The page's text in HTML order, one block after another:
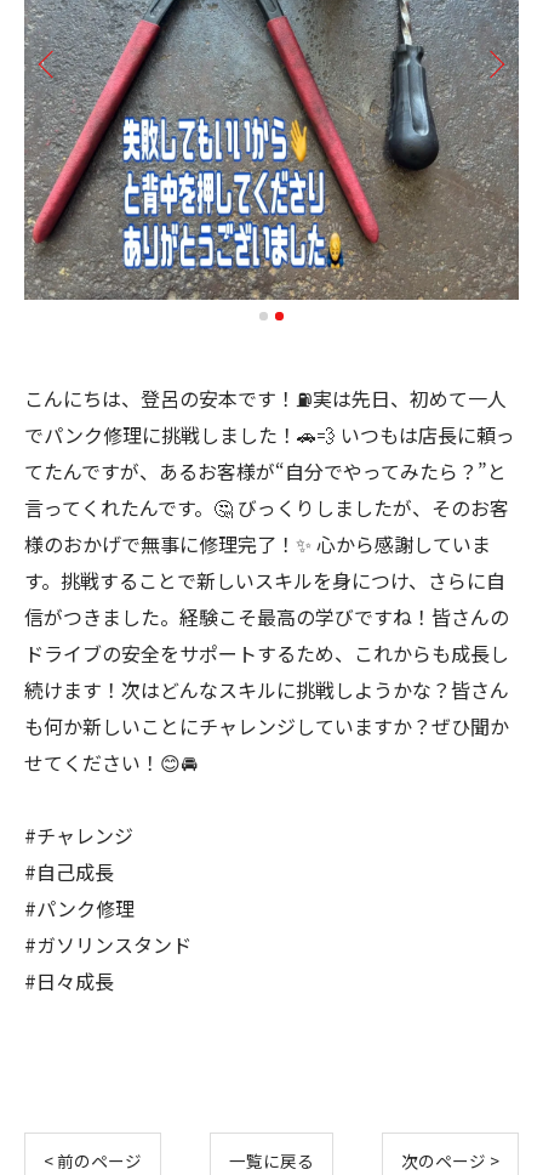
こんにちは、登呂の安本です！⛽️実は先日、初めて一人
でパンク修理に挑戦しました！🚗💨 いつもは店長に頼っ
てたんですが、あるお客様が“自分でやってみたら？”と
言ってくれたんです。🤔 びっくりしましたが、そのお客
様のおかげで無事に修理完了！✨ 心から感謝していま
す。挑戦することで新しいスキルを身につけ、さらに自
信がつきました。経験こそ最高の学びですね！皆さんの
ドライブの安全をサポートするため、これからも成長し
続けます！次はどんなスキルに挑戦しようかな？皆さん
も何か新しいことにチャレンジしていますか？ぜひ聞か
せてください！😊🚘
#チャレンジ
#自己成長
#パンク修理
#ガソリンスタンド
#日々成長
< 前のページ 一覧に戻る 次のページ >